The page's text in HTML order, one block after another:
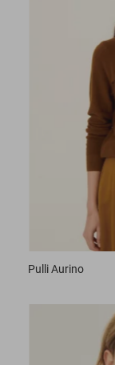
PulliAurino